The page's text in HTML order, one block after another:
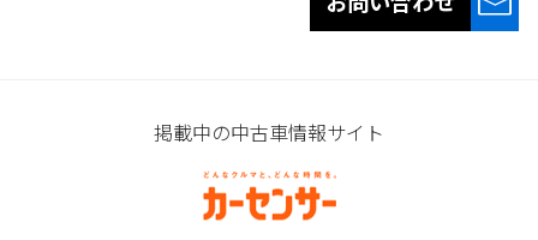
掲載中の中古車情報サイト